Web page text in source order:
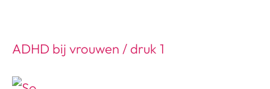
ADHD bij vrouwen / druk 1